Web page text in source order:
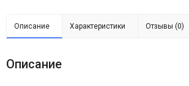
Описание Характеристики Отзывы (0)
Описание